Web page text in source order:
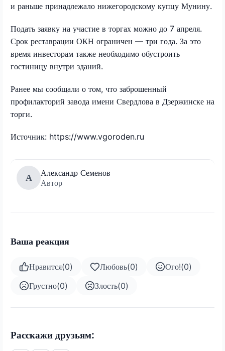
и раньше принадлежало нижегородскому купцу Мунину.
Подать заявку на участие в торгах можно до 7 апреля.
Срок реставрации ОКН ограничен — три года. За это
время инвесторам также необходимо обустроить
гостиницу внутри зданий.
Ранее мы сообщали о том, что заброшенный
профилакторий завода имени Свердлова в Дзержинске на
торги.
Источник: https://www.vgoroden.ru
А
Александр Семенов
Автор
Ваша реакция
Нравится(0) Любовь(0) Ого!(0)
Грустно(0) Злость(0)
Расскажи друзьям: